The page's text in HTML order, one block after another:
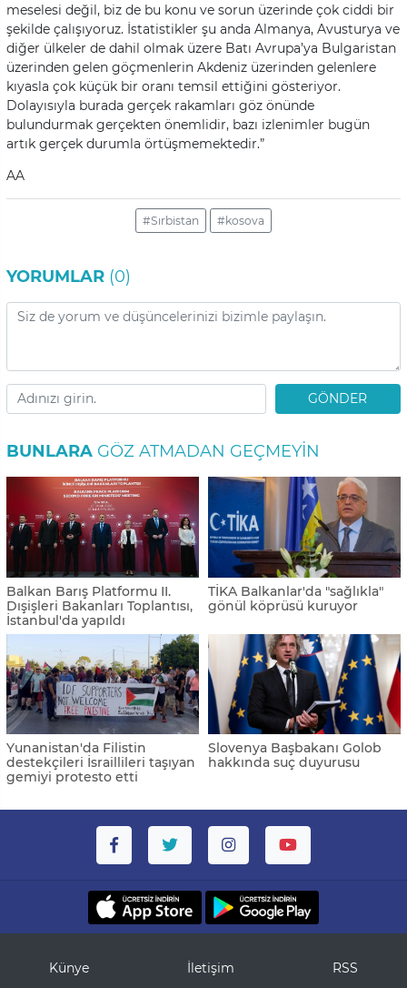
meselesi değil, biz de bu konu ve sorun üzerinde çok ciddi bir
şekilde çalışıyoruz. İstatistikler şu anda Almanya, Avusturya ve
diğer ülkeler de dahil olmak üzere Batı Avrupa’ya Bulgaristan
üzerinden gelen göçmenlerin Akdeniz üzerinden gelenlere
kıyasla çok küçük bir oranı temsil ettiğini gösteriyor.
Dolayısıyla burada gerçek rakamları göz önünde
bulundurmak gerçekten önemlidir, bazı izlenimler bugün
artık gerçek durumla örtüşmemektedir.”
AA
#Sırbistan #kosova
YORUMLAR (0)
GÖNDER
BUNLARA GÖZ ATMADAN GEÇMEYIN
Balkan Barış Platformu II.
Dışişleri Bakanları Toplantısı,
İstanbul'da yapıldı
TİKA Balkanlar'da "sağlıkla"
gönül köprüsü kuruyor
Yunanistan'da Filistin
destekçileri İsraillileri taşıyan
gemiyi protesto etti
Slovenya Başbakanı Golob
hakkında suç duyurusu
Künye İletişim RSS